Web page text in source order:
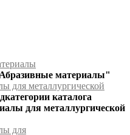
материалы"
для металлургической
каталога
для металлургической
для